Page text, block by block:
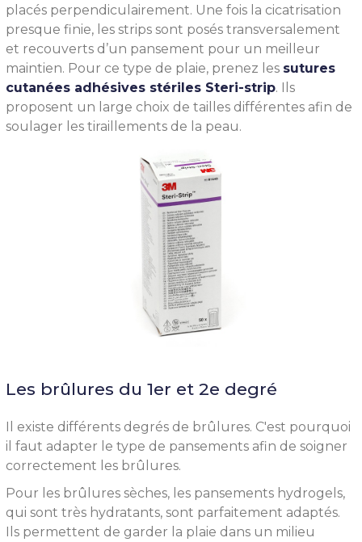
placés perpendiculairement. Une fois la cicatrisation
presque finie, les strips sont posés transversalement
et recouverts d’un pansement pour un meilleur
maintien. Pour ce type de plaie, prenez les sutures
cutanées adhésives stériles Steri-strip. Ils
proposent un large choix de tailles différentes afin de
soulager les tiraillements de la peau.
Les brûlures du 1er et 2e degré
Il existe différents degrés de brûlures. C'est pourquoi
il faut adapter le type de pansements afin de soigner
correctement les brûlures.
Pour les brûlures sèches, les pansements hydrogels,
qui sont très hydratants, sont parfaitement adaptés.
Ils permettent de garder la plaie dans un milieu